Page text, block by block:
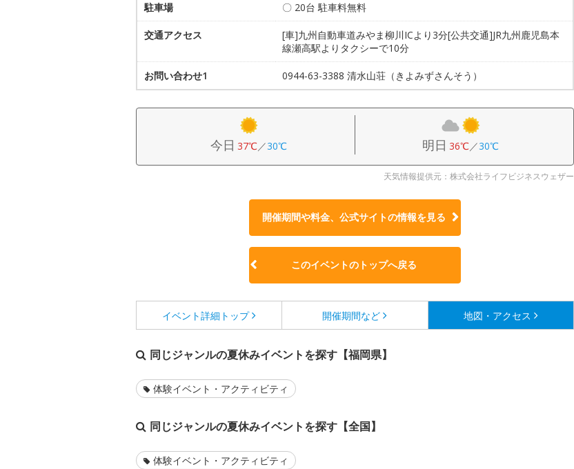
駐車場 〇 20台 駐車料無料
交通アクセス
[車]九州自動車道みやま柳川ICより3分[公共交通]JR九州鹿児島本
線瀬高駅よりタクシーで10分
お問い合わせ1 0944-63-3388 清水山荘（きよみずさんそう）
今日 37℃／30℃ 明日 36℃／30℃
天気情報提供元：株式会社ライフビジネスウェザー
開催期間や料金、公式サイトの情報を見る
このイベントのトップへ戻る
イベント詳細 トップ 開催期間など 地図・アクセス
同じジャンルの夏休みイベントを探す【福岡県】
体験イベント・アクティビティ
同じジャンルの夏休みイベントを探す【全国】
体験イベント・アクティビティ